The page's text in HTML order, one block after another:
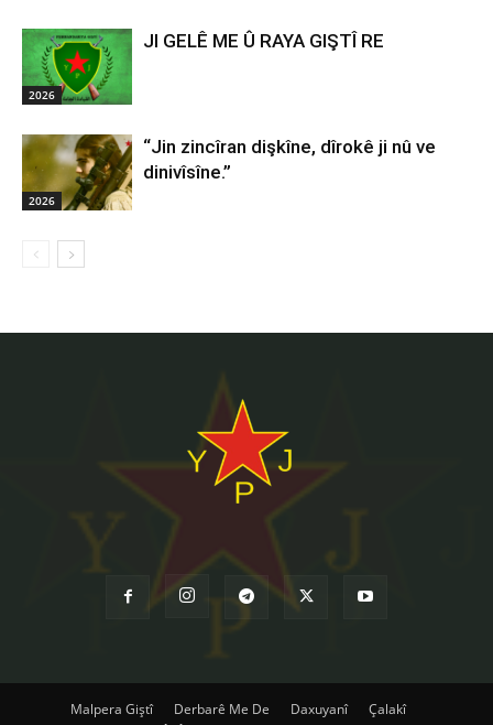
2026
JI GELÊ ME Û RAYA GIŞTÎ RE
2026
“Jin zincîran dişkîne, dîrokê ji nû ve
dinivîsîne.”
Malpera Giştî Derbarê Me De Daxuyanî
Çalakî